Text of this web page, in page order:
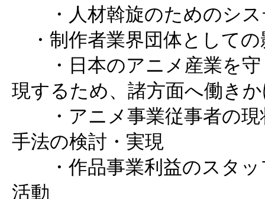
・人材斡旋のためのシス
・制作者業界団体としての
・日本のアニメ産業を守
現するため、諸方面へ働き
・アニメ事業従事者の現
手法の検討・実現
・作品事業利益のスタッ
活動